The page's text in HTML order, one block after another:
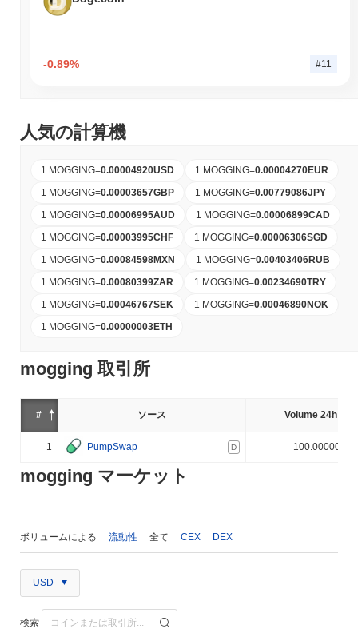
-0.89% #11
人気の計算機
1 MOGGING=0.00004920USD 1 MOGGING=0.00004270EUR
1 MOGGING=0.00003657GBP 1 MOGGING=0.00779086JPY
1 MOGGING=0.00006995AUD 1 MOGGING=0.00006899CAD
1 MOGGING=0.00003995CHF 1 MOGGING=0.00006306SGD
1 MOGGING=0.00084598MXN 1 MOGGING=0.00403406RUB
1 MOGGING=0.00080399ZAR 1 MOGGING=0.00234690TRY
1 MOGGING=0.00046767SEK 1 MOGGING=0.00046890NOK
1 MOGGING=0.00000003ETH
mogging 取引所
# ソース Volume 24h (%)
1 PumpSwap D 100.000000%
mogging マーケット
ボリュームによる 流動性 全て CEX DEX
USD
検索